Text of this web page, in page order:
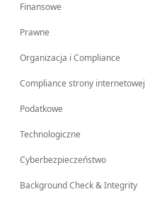
Finansowe
Prawne
Organizacja i Compliance
Compliance strony internetowej
Podatkowe
Technologiczne
Cyberbezpieczeństwo
Background Check & Integrity